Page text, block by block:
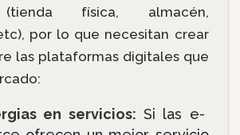
física, almacén,
por lo que necesitan crear
las plataformas digitales que
en servicios: Si las e-